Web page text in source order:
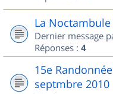
La
Dernier message
Réponses : 4
15e
septmbre 2010